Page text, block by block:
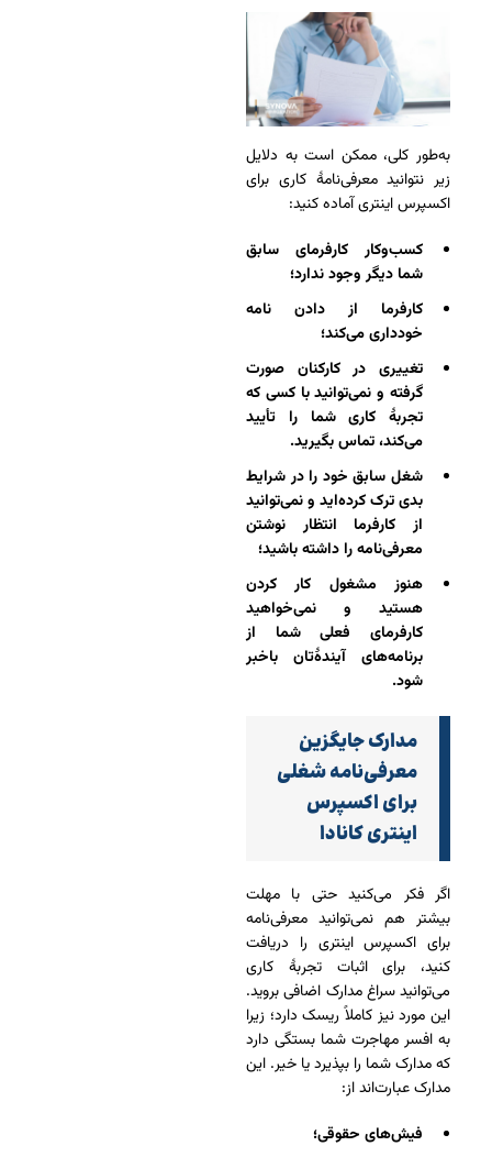
به‌طور کلی، ممکن است به دلایل
زیر نتوانید معرفی‌نامۀ کاری برای
اکسپرس اینتری آماده کنید:
کسب‌و‌کار کارفرمای سابق
شما دیگر وجود ندارد؛
کارفرما از دادن نامه
خودداری می‌کند؛
تغییری در کارکنان صورت
گرفته و نمی‌توانید با کسی که
تجربۀ کاری شما را تأیید
می‌کند، تماس بگیرید.
شغل سابق خود را در شرایط
بدی ترک کرده‌اید و نمی‌توانید
از کارفرما انتظار نوشتن
معرفی‌نامه را داشته باشید؛
هنوز مشغول کار کردن
هستید و نمی‌خواهید
کارفرمای فعلی شما از
برنامه‌های آیندۀ‌تان باخبر
شود.
مدارک جایگزین
معرفی‌نامه شغلی
برای اکسپرس
اینتری کانادا
اگر فکر می‌کنید حتی با مهلت
بیشتر هم نمی‌توانید معرفی‌نامه
برای اکسپرس اینتری را دریافت
کنید، برای اثبات تجربۀ کاری
می‌توانید سراغ مدارک اضافی بروید.
این مورد نیز کاملاً ریسک دارد؛ زیرا
به افسر مهاجرت شما بستگی دارد
که مدارک شما را بپذیرد یا خیر. این
مدارک عبارت‌اند از:
فیش‌های حقوقی؛